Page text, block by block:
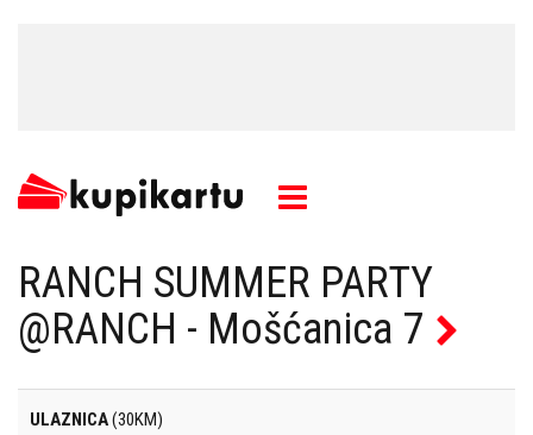
RANCH SUMMER PARTY
@RANCH - Mošćanica 7
ULAZNICA(30KM)